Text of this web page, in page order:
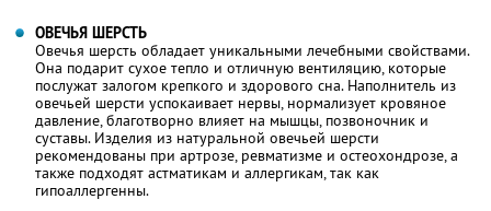
ОВЕЧЬЯ ШЕРСТЬ
Овечья шерсть обладает уникальными лечебными свойствами.
Она подарит сухое тепло и отличную вентиляцию, которые
послужат залогом крепкого и здорового сна. Наполнитель из
овечьей шерсти успокаивает нервы, нормализует кровяное
давление, благотворно влияет на мышцы, позвоночник и
суставы. Изделия из натуральной овечьей шерсти
рекомендованы при артрозе, ревматизме и остеохондрозе, а
также подходят астматикам и аллергикам, так как
гипоаллергенны.